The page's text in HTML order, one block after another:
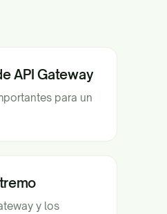
API Gateway
para un
y los